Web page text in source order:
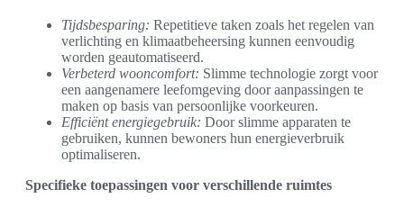
Tijdsbesparing: Repetitieve taken zoals het regelen van
verlichting en klimaatbeheersing kunnen eenvoudig
worden geautomatiseerd.
Verbeterd wooncomfort: Slimme technologie zorgt voor
een aangenamere leefomgeving door aanpassingen te
maken op basis van persoonlijke voorkeuren.
Efficiënt energiegebruik: Door slimme apparaten te
gebruiken, kunnen bewoners hun energieverbruik
optimaliseren.
Specifieke toepassingen voor verschillende ruimtes